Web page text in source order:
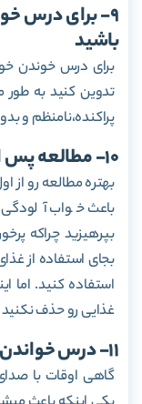
9- برای درس
باشید
برای درس خوندن
تدوین کنید به
پراکنده،نامنظم و
10- مطالعه پس از خوردن غذا
بهتره مطالعه رو از
باعث خواب
بپرهیزید چراکه
بجای استفاده از
استفاده کنید. اما
غذایی رو حذف
11- درس خواندن با صدای بلند
گاهی اوقات با